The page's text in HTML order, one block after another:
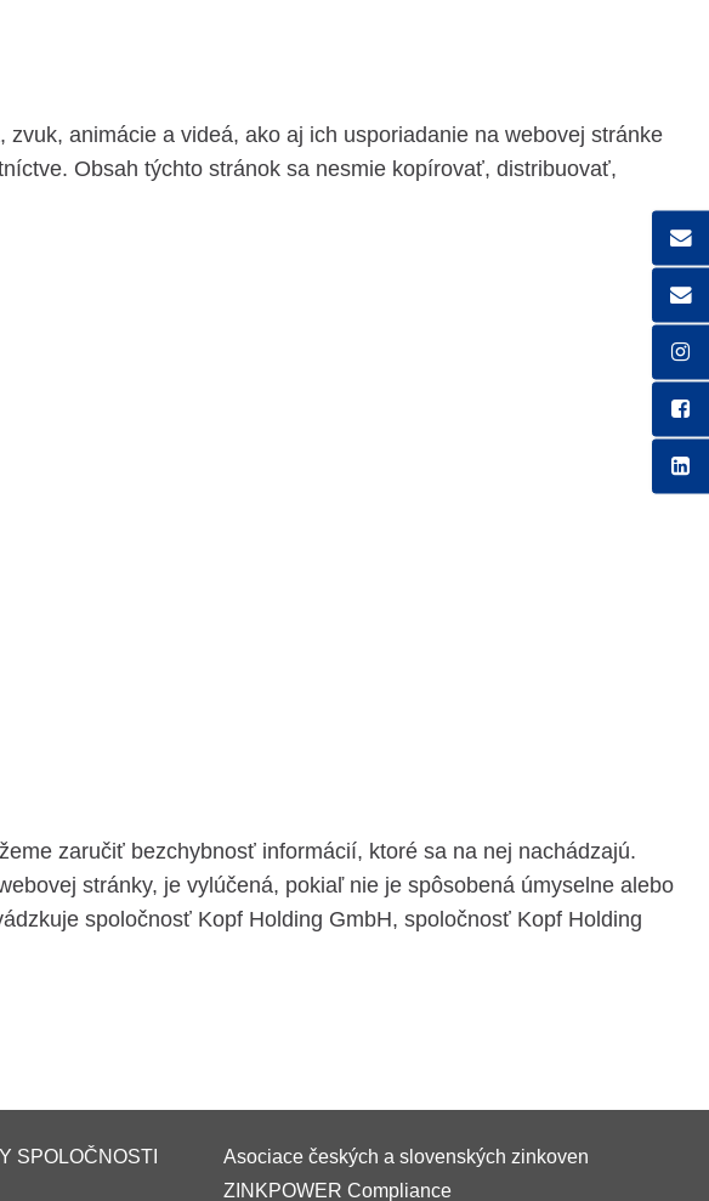
animácie a videá, ako aj ich usporiadanie na webovej stránke
Obsah týchto stránok sa nesmie kopírovať, distribuovať,
zaručiť bezchybnosť informácií, ktoré sa na nej nachádzajú.
stránky, je vylúčená, pokiaľ nie je spôsobená úmyselne alebo
spoločnosť Kopf Holding GmbH, spoločnosť Kopf Holding
SPOLOČNOSTI
Asociace českých a slovenských zinkoven
ZINKPOWER Compliance